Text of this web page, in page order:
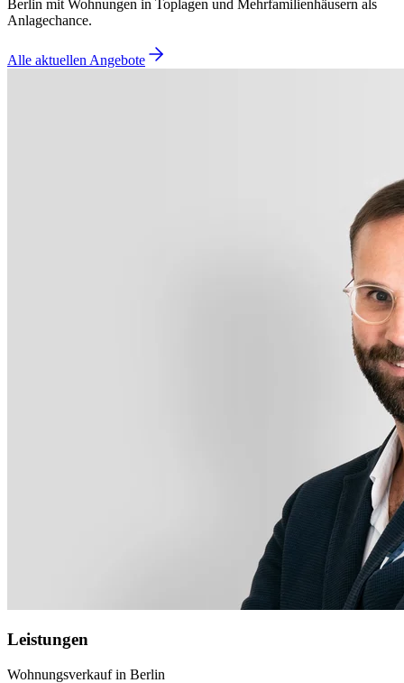
Berlin mit Wohnungen in Toplagen und Mehrfamilienhäusern als
Anlagechance.
Alle aktuellen Angebote
Leistungen
Wohnungsverkauf in Berlin